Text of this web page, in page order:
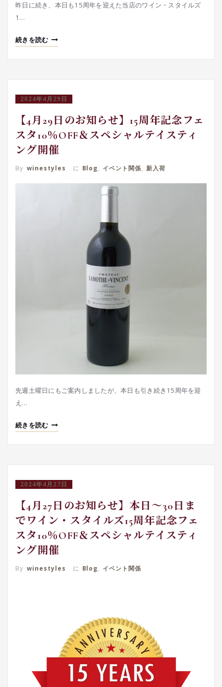
昨日に続き、本日も15周年を迎えた当店のワイン・スタイルズ
1…
続きを読む
2024年4月29日
【4月29日のお知らせ】15周年記念フェ
スタ10％OFF＆スペシャルテイスティ
ング開催
By winestyles に Blog, イベント関係, 新入荷
先週土曜日にもご案内しましたが、本日も引き続き15周年を迎
え…
続きを読む
2024年4月27日
【4月27日のお知らせ】本日～30日ま
でワイン・スタイルズ15周年記念フェ
スタ10％OFF＆スペシャルテイスティ
ング開催
By winestyles に Blog, イベント関係